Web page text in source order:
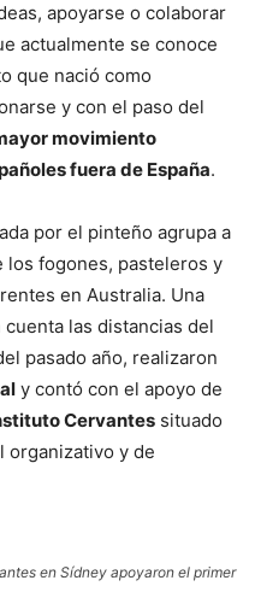
apoyarse o colaborar
actualmente se conoce
que nació como
y con el paso del
movimiento
fuera de España.
por el pinteño agrupa a
los fogones, pasteleros y
en Australia. Una
las distancias del
pasado año, realizaron
y contó con el apoyo de
Cervantes situado
organizativo y de
en Sídney apoyaron el primer